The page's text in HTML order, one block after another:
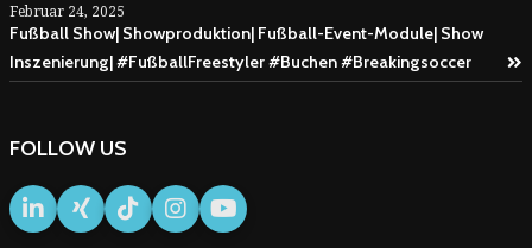
Februar 24, 2025
Fußball Show| Showproduktion| Fußball-Event-Module| Show
Inszenierung| #FußballFreestyler #Buchen #Breakingsoccer
FOLLOW US